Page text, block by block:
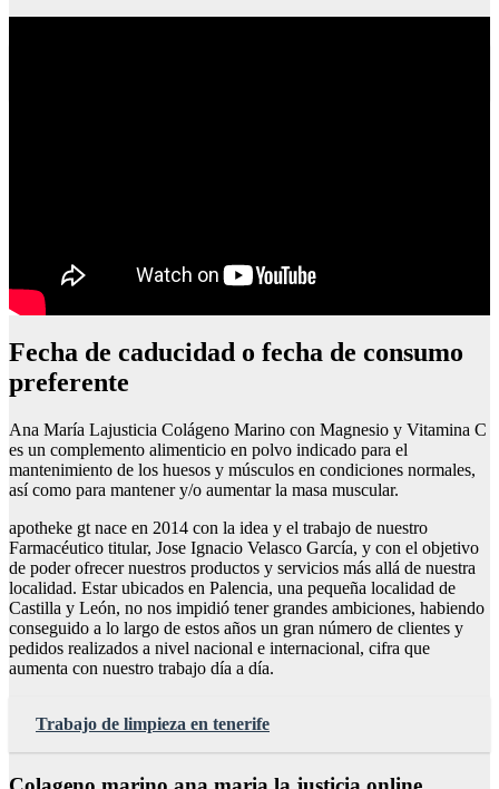
Fecha de caducidad o fecha de consumo
preferente
Ana María Lajusticia Colágeno Marino con Magnesio y Vitamina C
es un complemento alimenticio en polvo indicado para el
mantenimiento de los huesos y músculos en condiciones normales,
así como para mantener y/o aumentar la masa muscular.
apotheke gt nace en 2014 con la idea y el trabajo de nuestro
Farmacéutico titular, Jose Ignacio Velasco García, y con el objetivo
de poder ofrecer nuestros productos y servicios más allá de nuestra
localidad. Estar ubicados en Palencia, una pequeña localidad de
Castilla y León, no nos impidió tener grandes ambiciones, habiendo
conseguido a lo largo de estos años un gran número de clientes y
pedidos realizados a nivel nacional e internacional, cifra que
aumenta con nuestro trabajo día a día.
Trabajo de limpieza en tenerife